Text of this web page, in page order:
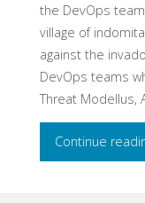
the DevOps
village of
against the
DevOps teams
Threat Modellus,
Continue